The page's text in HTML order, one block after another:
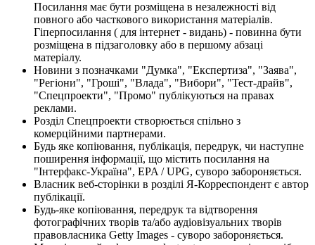
Посилання має бути розміщена в незалежності від
повного або часткового використання матеріалів.
Гіперпосилання ( для інтернет - видань) - повинна бути
розміщена в підзаголовку або в першому абзаці
матеріалу.
Новини з позначками "Думка", "Експертиза", "Заява",
"Регіони", "Гроші", "Влада", "Вибори", "Тест-драйв",
"Спецпроекти", "Промо" публікуються на правах
реклами.
Розділ Спецпроекти створюється спільно з
комерційними партнерами.
Будь яке копіювання, публікація, передрук, чи наступне
поширення інформації, що містить посилання на
"Інтерфакс-Україна", EPA / UPG, суворо забороняється.
Власник веб-сторінки в розділі Я-Корреспондент є автор
публікації.
Будь-яке копіювання, передрук та відтворення
фотографічних творів та/або аудіовізуальних творів
правовласника Getty Images - суворо забороняється.